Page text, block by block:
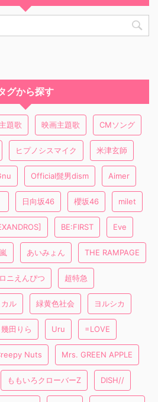
グから探す
題歌 映画主題歌 CMソング
ヒプノシスマイク 米津玄師
Official髭男dism Aimer
日向坂46 櫻坂46 milet
BE:FIRST Eve
嵐 あいみょん THE RAMPAGE
ニえんぴつ 超特急
ル 緑黄色社会 ヨルシカ
幾田りら Uru =LOVE
Nuts Mrs. GREEN APPLE
ももいろクローバーZ DISH//